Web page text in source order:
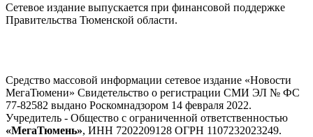
Сетевое издание выпускается при финансовой поддержке
Правительства Тюменской области.
Средство массовой информации сетевое издание «Новости
МегаТюмени» Свидетельство о регистрации СМИ ЭЛ № ФС
77-82582 выдано Роскомнадзором 14 февраля 2022.
Учредитель - Общество с ограниченной ответственностью
«МегаТюмень», ИНН 7202209128 ОГРН 1107232023249.